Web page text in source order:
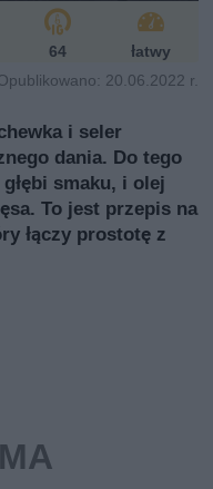
64
łatwy
20.06.2022 r.
i seler
dania. Do tego
smaku, i olej
To jest przepis na
łączy prostotę z